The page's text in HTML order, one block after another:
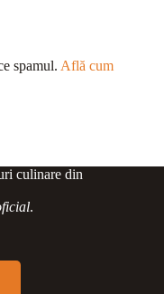
spamul. Află cum
culinare din
.